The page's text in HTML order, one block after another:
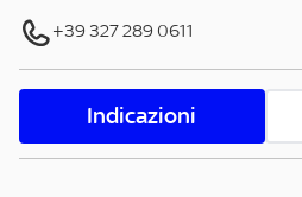
+39 327 289 0611
Indicazioni